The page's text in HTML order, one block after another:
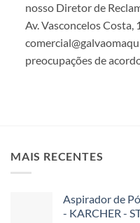
nosso Diretor de
Av. Vasconcelos Costa,
preocupações de
MAIS RECENTES
Aspirador de
- KARCHER -